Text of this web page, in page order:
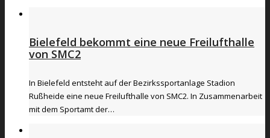
Bielefeld bekommt eine neue Freilufthalle
von SMC2
In Bielefeld entsteht auf der Bezirkssportanlage Stadion
Rußheide eine neue Freilufthalle von SMC2. In Zusammenarbeit
mit dem Sportamt der…